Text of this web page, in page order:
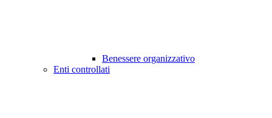
Benessere organizzativo
Enti controllati